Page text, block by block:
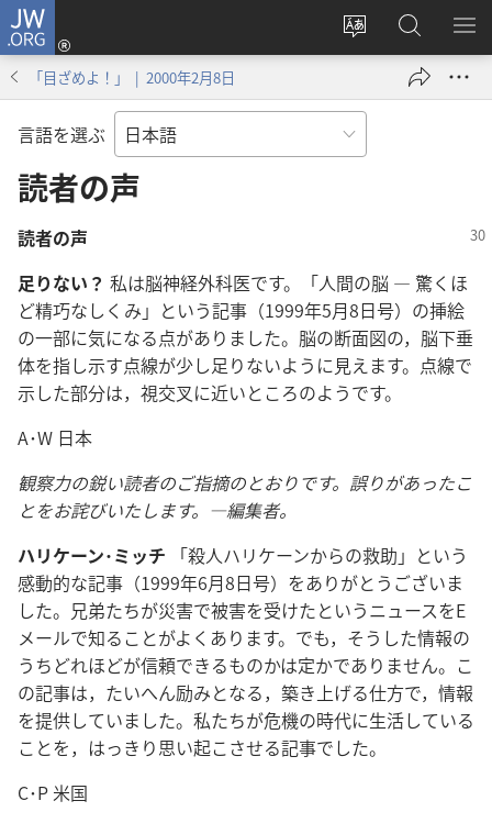
JW.ORG
サ
ト
の
言
る
ロ
グ
ン
し
開
く）
JW.ORG
の
検
メ
を
「目ざめよ！」 | 2000年2月8日
言語を選ぶ
読者の声
読者の声
足りない？ 私は脳神経外科医です。「人間の脳 ― 驚くほ
ど精巧なしくみ」という記事（1999年5月8日号）の挿絵
の一部に気になる点がありました。脳の断面図の，脳下垂
体を指し示す点線が少し足りないように見えます。点線で
示した部分は，視交叉に近いところのようです。
A･W 日本
観察力の鋭い読者のご指摘のとおりです。誤りがあったこ
とをお詫びいたします。―編集者。
ハリケーン･ミッチ
「殺人ハリケーンからの救助」という
感動的な記事（1999年6月8日号）をありがとうございま
した。兄弟たちが災害で被害を受けたというニュースをE
メールで知ることがよくあります。でも，そうした情報の
うちどれほどが信頼できるものかは定かでありません。こ
の記事は，たいへん励みとなる，築き上げる仕方で，情報
を提供していました。私たちが危機の時代に生活している
ことを，はっきり思い起こさせる記事でした。
C･P 米国